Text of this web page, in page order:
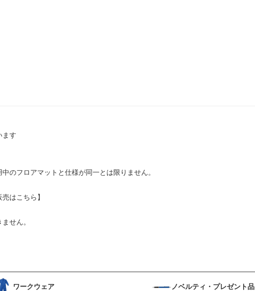
ます
のフロアマットと仕様が同一とは限りません。
はこちら】
せん。
ワークウェア ノベルティ・プレゼント品